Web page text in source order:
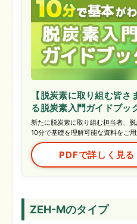
【脱炭素に取り組む皆
る脱炭素入門ガイドブッ
新たに脱炭素に取り組む担当者、
10分で基礎を理解可能な資料をご
PDFで詳しく見る
ZEH-Mのタイプ